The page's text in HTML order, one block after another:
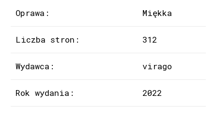
Oprawa: Miękka
Liczba stron: 312
Wydawca: virago
Rok wydania: 2022